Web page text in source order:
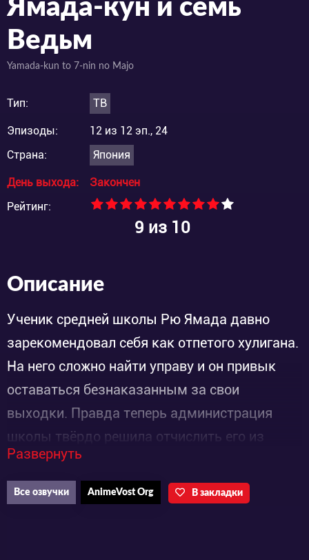
Ямада-кун и семь
Ведьм
Yamada-kun to 7-nin no Majo
Тип: ТВ
Эпизоды:
12 из 12 эп., 24
Страна:
Япония
День выхода:
Закончен
Рейтинг:
9 из 10
Описание
Ученик средней школы Рю Ямада давно
зарекомендовал себя как отпетого хулигана.
На него сложно найти управу и он привык
оставаться безнаказанным за свои
выходки. Правда теперь администрация
школы твёрдо решила отчислить его из
учебного заведения. Пристрастие юноши
решать все вопросы кулаками порядком
надоело окружающим. Его одноклассница,
Развернуть
Все озвучки AnimeVost Org В закладки